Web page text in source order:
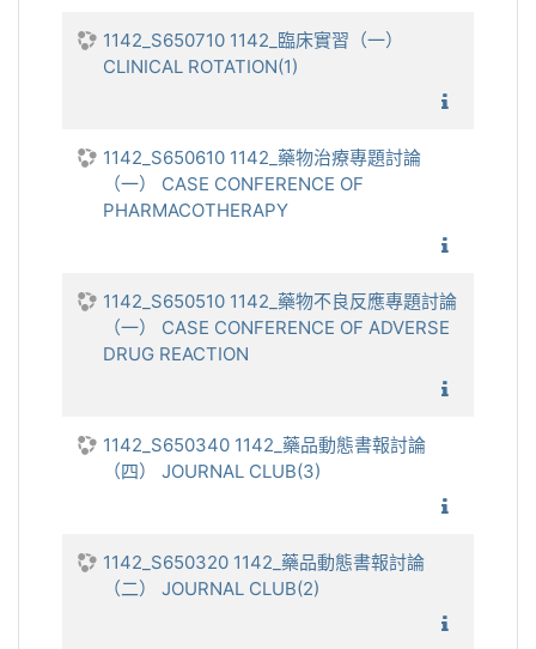
1142_S650710 1142_臨床實習（一）
CLINICAL ROTATION(1)
1142_S650610 1142_藥物治療專題討論
（一） CASE CONFERENCE OF
PHARMACOTHERAPY
1142_S650510 1142_藥物不良反應專題討論
（一） CASE CONFERENCE OF ADVERSE
DRUG REACTION
1142_S650340 1142_藥品動態書報討論
（四） JOURNAL CLUB(3)
1142_S650320 1142_藥品動態書報討論
（二） JOURNAL CLUB(2)